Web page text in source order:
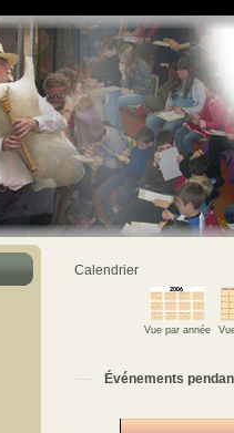
Calendrier
Vue par année
Événements